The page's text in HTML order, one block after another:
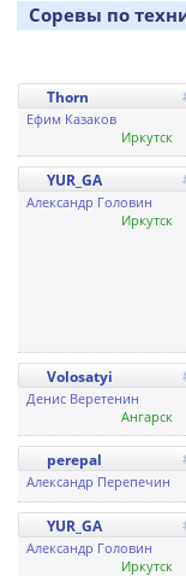
Соревы по
Thorn
Ефим Казаков
Иркутск
YUR_GA
Александр Головин
Иркутск
Volosatyi
Денис Веретенин
Ангарск
perepal
Александр Перепечин
YUR_GA
Александр Головин
Иркутск